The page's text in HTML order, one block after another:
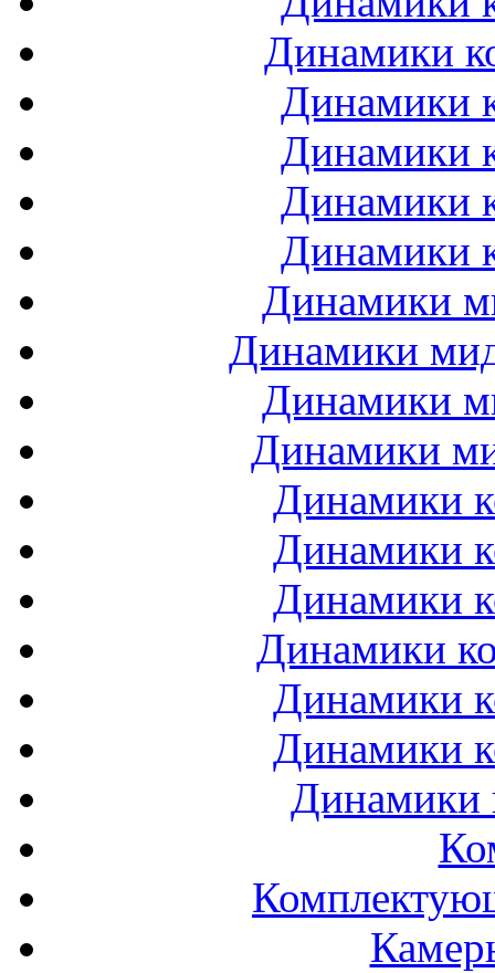
Динамики
Динамики
Динамики
Динамики
Динамики
Динамики
Динамики
Динамики
Динамики
Динамики
Динамики
Динамики
Динамики
Динамики
Динамики
Динамики